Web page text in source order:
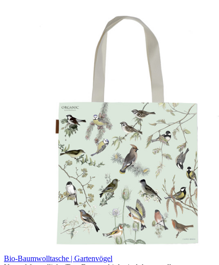
Bio-Baumwolltasche | Gartenvögel